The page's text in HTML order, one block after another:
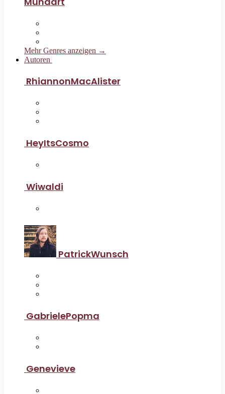
Mehr Genres anzeigen →
Autoren
RhiannonMacAlister
HeyItsCosmo
Wiwaldi
PatrickWunsch
GabrielePopma
Genevieve